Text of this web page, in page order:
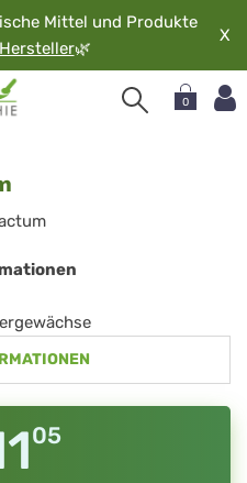
Mittel und Produkte
Hersteller🌿
X
0
05